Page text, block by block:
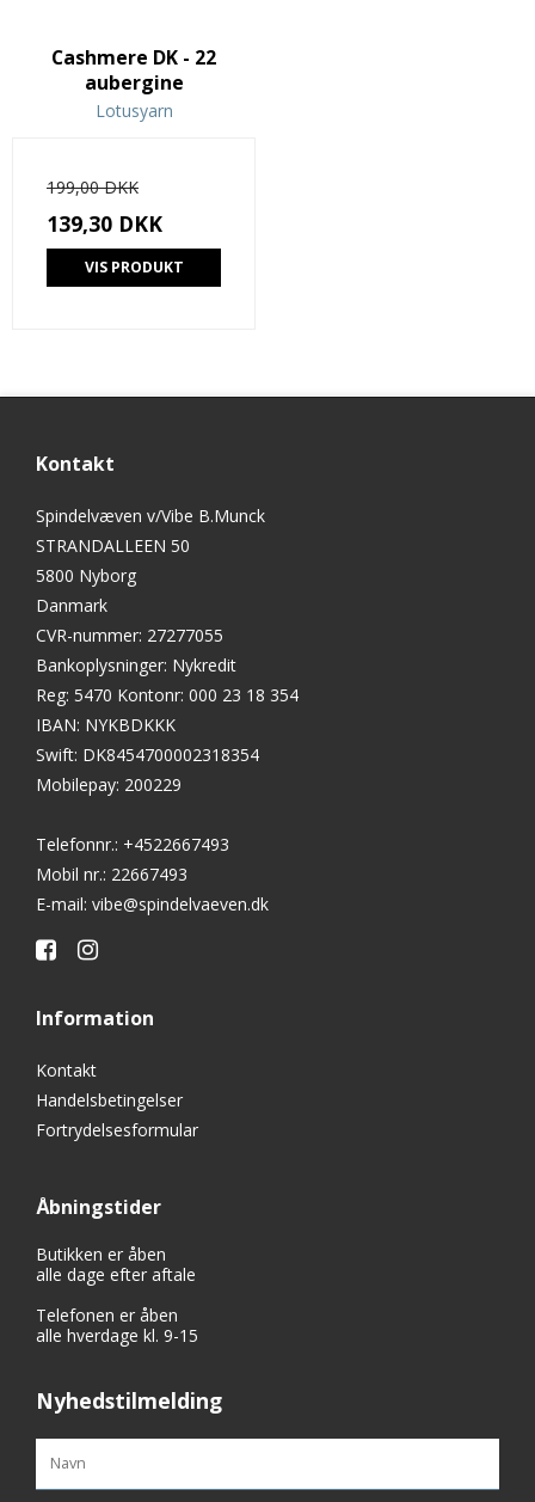
Cashmere DK - 22
aubergine
Lotusyarn
199,00 DKK
139,30 DKK
VIS PRODUKT
Kontakt
Spindelvæven v/Vibe B.Munck
STRANDALLEEN 50
5800 Nyborg
Danmark
CVR-nummer: 27277055
Bankoplysninger: Nykredit
Reg: 5470 Kontonr: 000 23 18 354
IBAN: NYKBDKKK
Swift: DK8454700002318354
Mobilepay: 200229
Telefonnr.: +4522667493
Mobil nr.: 22667493
E-mail: vibe@spindelvaeven.dk
Information
Kontakt
Handelsbetingelser
Fortrydelsesformular
Åbningstider
Butikken er åben
alle dage efter aftale
Telefonen er åben
alle hverdage kl. 9-15
Nyhedstilmelding